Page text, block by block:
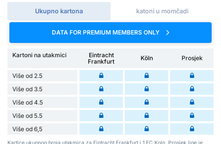
Ukupno kartona katoni u momčadi
DATA FOR PREMIUM MEMBERS ONLY
Kartoni na utakmici
Eintracht
Frankfurt
Köln Prosjek
Više od 2.5
Više od 3.5
Više od 4.5
Više od 5.5
Više od 6,5
Kartice ukupnog broja utakmica za Eintracht Frankfurt i 1 FC Koln. Prosjek lige je